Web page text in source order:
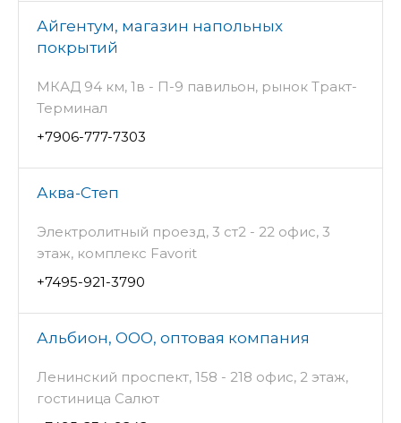
Айгентум, магазин напольных
покрытий
МКАД 94 км, 1в - П-9 павильон, рынок Тракт-
Терминал
+7906-777-7303
Аква-Степ
Электролитный проезд, 3 ст2 - 22 офис, 3
этаж, комплекс Favorit
+7495-921-3790
Альбион, ООО, оптовая компания
Ленинский проспект, 158 - 218 офис, 2 этаж,
гостиница Салют